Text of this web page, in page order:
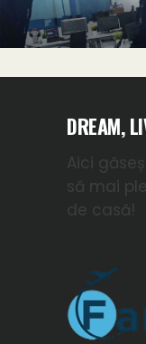
DREAM,
Aici
să mai
de casă!